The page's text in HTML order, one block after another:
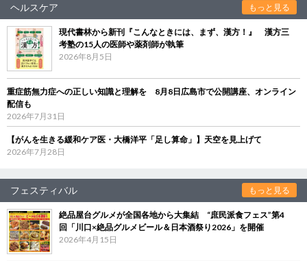
ヘルスケア もっと見る
現代書林から新刊『こんなときには、まず、漢方！』 漢方三
考塾の15人の医師や薬剤師が執筆
2026年8月5日
重症筋無力症への正しい知識と理解を 8月8日広島市で公開講座、オンライン
配信も
2026年7月31日
【がんを生きる緩和ケア医・大橋洋平「足し算命」】天空を見上げて
2026年7月28日
フェスティバル もっと見る
絶品屋台グルメが全国各地から大集結 “庶民派食フェス”第4
回「川口×絶品グルメビール＆日本酒祭り2026」を開催
2026年4月15日